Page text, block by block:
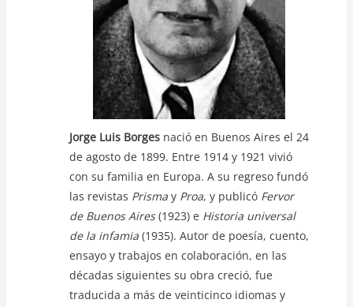
Jorge Luis Borges nació en Buenos Aires el 24
de agosto de 1899. Entre 1914 y 1921 vivió
con su familia en Europa. A su regreso fundó
las revistas Prisma y Proa, y publicó Fervor
de Buenos Aires(1923) e Historia universal
de la infamia (1935). Autor de poesía, cuento,
ensayo y trabajos en colaboración, en las
décadas siguientes su obra creció, fue
traducida a más de veinticinco idiomas y